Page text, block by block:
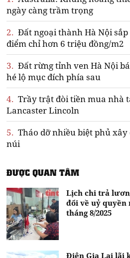
ngày càng trầm trọng
2. Đất ngoại thành Hà Nội
điểm chỉ hơn 6 triệu đồng/m2
3. Đất rừng tỉnh ven Hà Nội
hé lộ mục đích phía sau
4. Trầy trật đòi tiền mua nhà
Lancaster Lincoln
5. Tháo dỡ nhiều biệt phủ
núi
ĐƯỢC QUAN TÂM
Lịch chi trả
đổi về uỷ
tháng 8/2025
Điện Gia Lai lãi